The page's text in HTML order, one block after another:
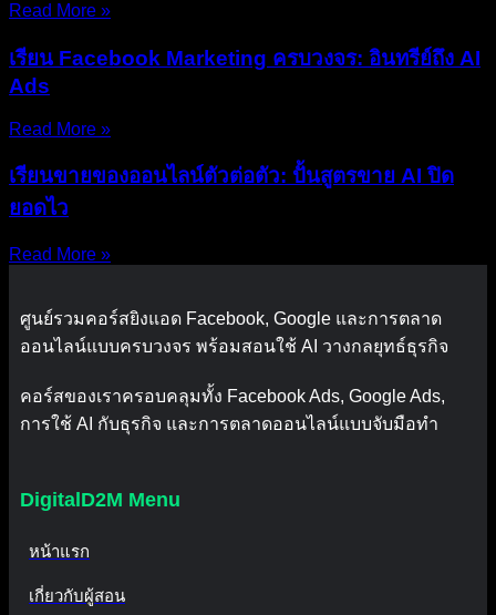
Read More »
เรียน Facebook Marketing ครบวงจร: อินทรีย์ถึง AI
Ads
Read More »
เรียนขายของออนไลน์ตัวต่อตัว: ปั้นสูตรขาย AI ปิด
ยอดไว
Read More »
ศูนย์รวมคอร์สยิงแอด Facebook, Google และการตลาด
ออนไลน์แบบครบวงจร พร้อมสอนใช้ AI วางกลยุทธ์ธุรกิจ
คอร์สของเราครอบคลุมทั้ง Facebook Ads, Google Ads,
การใช้ AI กับธุรกิจ และการตลาดออนไลน์แบบจับมือทำ
DigitalD2M Menu
หน้าแรก
เกี่ยวกับผู้สอน